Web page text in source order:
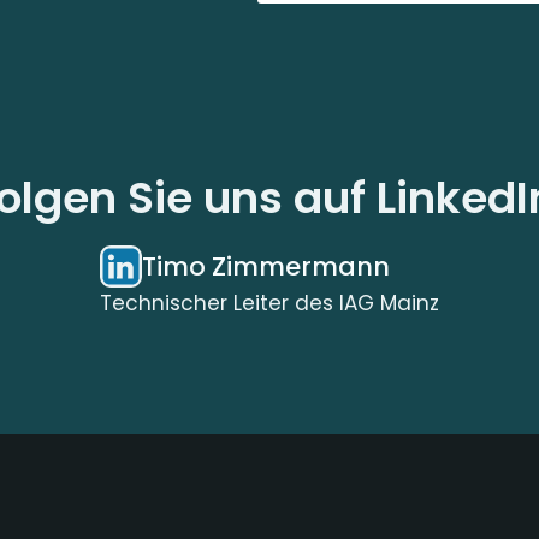
Sie uns auf
Timo Zimmermann
Technischer Leiter des IAG Mainz